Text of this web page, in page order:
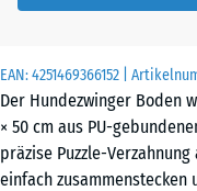
EAN:4251469366152 |
Der Hundezwinger Boden
× 50 cm aus PU-
präzise Puzzle-
einfach
x
50
x 3
cm
|